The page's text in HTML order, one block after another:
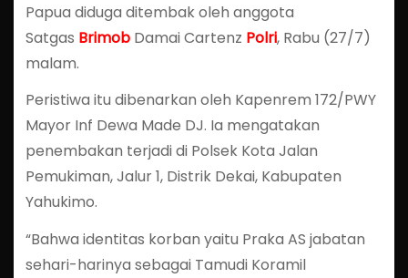
Papua diduga ditembak oleh anggota
Satgas BrimobDamai Cartenz Polri, Rabu (27/7)
malam.
Peristiwa itu dibenarkan oleh Kapenrem 172/PWY
Mayor Inf Dewa Made DJ. Ia mengatakan
penembakan terjadi di Polsek Kota Jalan
Pemukiman, Jalur 1, Distrik Dekai, Kabupaten
Yahukimo.
“Bahwa identitas korban yaitu Praka AS jabatan
sehari-harinya sebagai Tamudi Koramil